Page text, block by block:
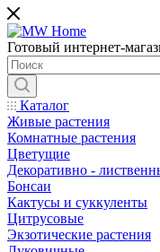
Готовый интернет-
Каталог
Живые растения
Комнатные растения
Цветущие
Декоративно -
Бонсаи
Кактусы и суккуленты
Цитрусовые
Экзотические растения